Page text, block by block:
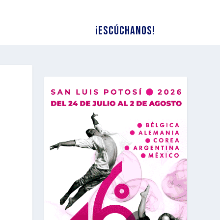
¡Escúchanos!